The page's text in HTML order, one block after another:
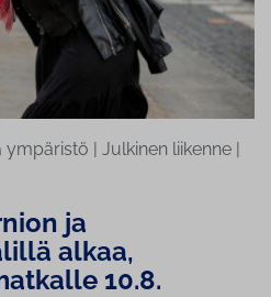
ympäristö | Julkinen liikenne |
ja
alkaa,
10.8.